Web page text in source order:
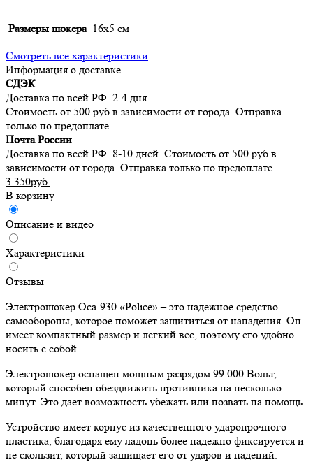
Размеры шокера 16х5 см
Смотреть все характеристики
Информация о доставке
СДЭК
Доставка по всей РФ. 2-4 дня.
Стоимость от 500 руб в зависимости от города. Отправка
только по предоплате
Почта России
Доставка по всей РФ. 8-10 дней. Стоимость от 500 руб в
зависимости от города. Отправка только по предоплате
3 350руб.
В корзину
Описание и видео
Характеристики
Отзывы
Электрошокер Оса-930 «Police» – это надежное средство
самообороны, которое поможет защититься от нападения. Он
имеет компактный размер и легкий вес, поэтому его удобно
носить с собой.
Электрошокер оснащен мощным разрядом 99 000 Вольт,
который способен обездвижить противника на несколько
минут. Это дает возможность убежать или позвать на помощь.
Устройство имеет корпус из качественного ударопрочного
пластика, благодаря ему ладонь более надежно фиксируется и
не скользит, который защищает его от ударов и падений.